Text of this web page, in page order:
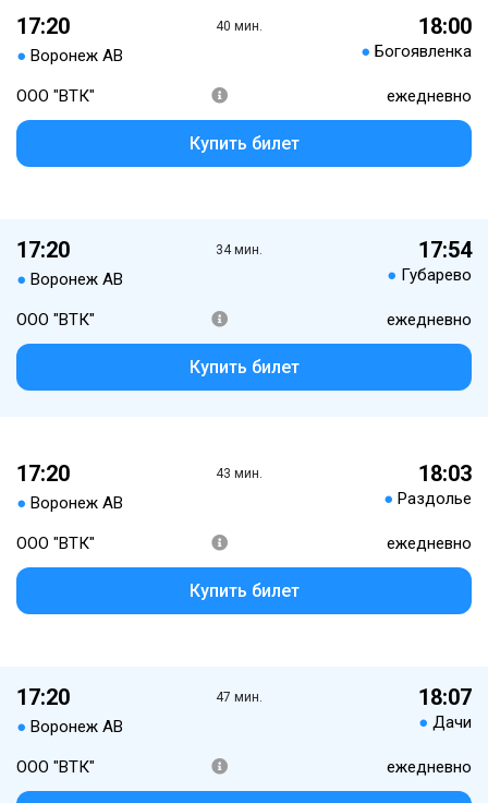
17:20
● Воронеж АВ
40 мин. 18:00
● Богоявленка
ООО "ВТК" ежедневно
Купить билет
17:20
● Воронеж АВ
34 мин. 17:54
● Губарево
ООО "ВТК" ежедневно
Купить билет
17:20
● Воронеж АВ
43 мин. 18:03
● Раздолье
ООО "ВТК" ежедневно
Купить билет
17:20
● Воронеж АВ
47 мин. 18:07
● Дачи
ООО "ВТК" ежедневно